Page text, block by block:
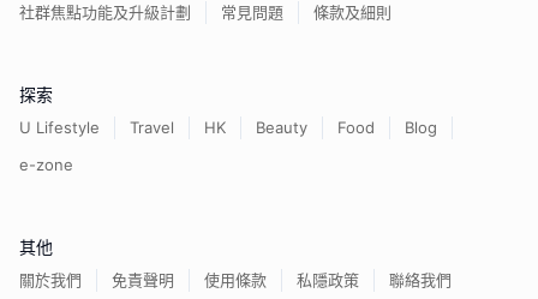
社群焦點功能及升級計劃
常見問題 條款及細則
探索
U Lifestyle Travel HK Beauty Food
Blog
e-zone
其他
關於我們 免責聲明 使用條款 私隱政策 聯絡我們